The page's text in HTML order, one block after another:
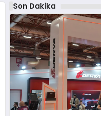
Son Dakika